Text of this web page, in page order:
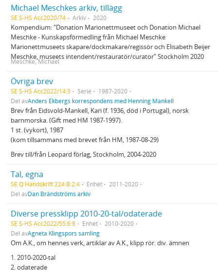
Michael Meschkes arkiv, tillägg
SE S-HS Acc2020/74 Arkiv 2020
Kompendium: "Donation Marionettmuseet och Donation Michael
Meschke - Kunskapsförmedling från Michael Meschke
Marionettmuseets skapare/dockmakare/regissör och Elisabeth Beijer
Meschke, museets intendent/restauratör/curator" Stockholm 2020
Meschke, Michael
Övriga brev
SE S-HS Acc2022/14:3 Serie
1987-2020
Del avAnders Ekbergs korrespondens med Henning Mankell
Brev från Eidsvold-Mankell, Kari (f. 1936, död i Portugal), norsk
barnmorska. (Gift med HM 1987-1997).
1 st. (vykort), 1987
(kom tillsammans med brevet från HM, 1987-08-29)
Brev till/från Leopard förlag, Stockholm, 2004-2020
Tal, egna
SE Q Handskrift 224:B:2:4 Enhet
2011-2020
Del avDan Brändströms arkiv
Diverse pressklipp 2010-20-tal/odaterade
SE S-HS Acc2022/55:6:8 Enhet
2010-2020
Del avAgneta Klingspors samling
Om A.K., om hennes verk, artiklar av A.K., klipp rör. div. ämnen
1. 2010-2020-tal
2. odaterade